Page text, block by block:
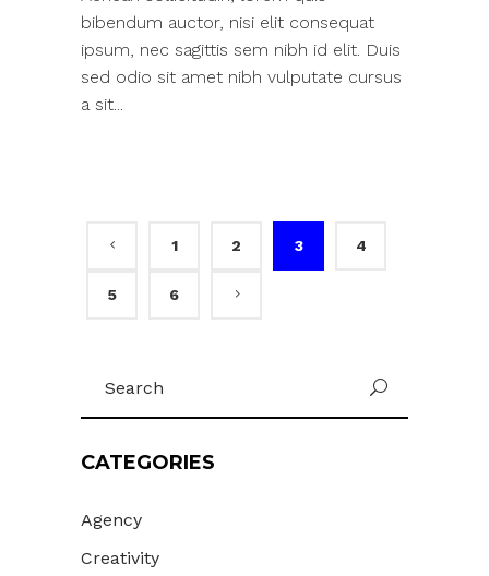
bibendum auctor, nisi elit consequat
ipsum, nec sagittis sem nibh id elit. Duis
sed odio sit amet nibh vulputate cursus
a sit...
1 2 3 4
5 6
for:
U
CATEGORIES
Agency
Creativity